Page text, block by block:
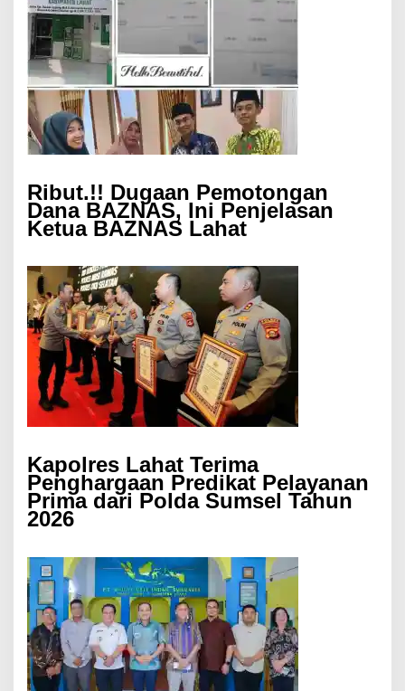
Ribut.!! Dugaan Pemotongan
Dana BAZNAS, Ini Penjelasan
Ketua BAZNAS Lahat
Kapolres Lahat Terima
Penghargaan Predikat Pelayanan
Prima dari Polda Sumsel Tahun
2026